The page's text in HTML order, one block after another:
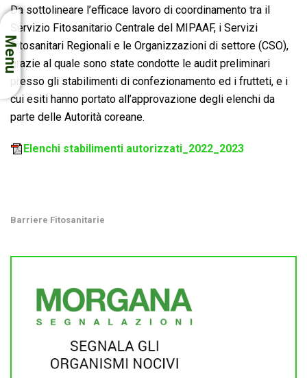
Menu
Da sottolineare l’efficace lavoro di coordinamento tra il
Servizio Fitosanitario Centrale del MIPAAF, i Servizi
Fitosanitari Regionali e le Organizzazioni di settore (CSO),
grazie al quale sono state condotte le audit preliminari
presso gli stabilimenti di confezionamento ed i frutteti, e i
cui esiti hanno portato all’approvazione degli elenchi da
parte delle Autorità coreane.
Elenchi stabilimenti autorizzati_2022_2023
Barriere Fitosanitarie